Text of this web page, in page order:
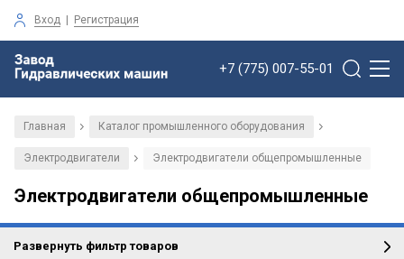
Вход | Регистрация
+7 (775) 007-55-01
Главная / Каталог промышленного оборудования /
Электродвигатели / Электродвигатели общепромышленные
Электродвигатели общепромышленные
Развернуть фильтр товаров